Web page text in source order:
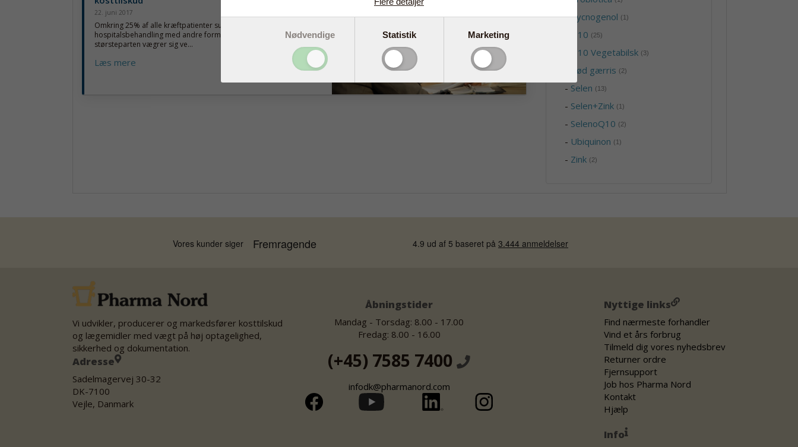
22. juni 2017
Omkring 25% af alle kræftpatienter supplerer deres
hospitalsbehandling med andre former for behandling, men
størsteparten vægrer sig ve...
Læs mere
-Pycnogenol (1)
Q10 (25)
Q10 Vegetabilsk (3)
Rød gærris (2)
- Selen (13)
- Selen+Zink (1)
- SelenoQ10 (2)
- Ubiquinon (1)
- Zink (2)
Vi udvikler, producerer og markedsfører kosttilskud
og lægemidler med vægt på høj optagelighed,
sikkerhed og dokumentation.
Adresse
Sadelmagervej 30-32
DK-7100
Vejle, Danmark
Åbningstider
Mandag - Torsdag: 8.00 - 17.00
Fredag: 8.00 - 16.00
(+45) 7585 7400
infodk@pharmanord.com
Nyttige links
Find nærmeste forhandler
Vind et års forbrug
Tilmeld dig vores nyhedsbrev
Returner ordre
Fjernsupport
Job hos Pharma Nord
Kontakt
Hjælp
Info
Nødvendige Statistik Marketing